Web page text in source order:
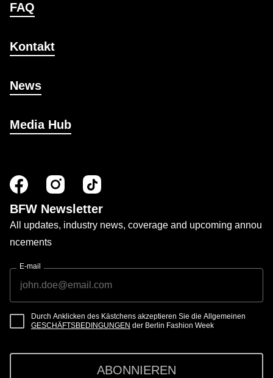
FAQ
Kontakt
News
Media Hub
BFW Newsletter
All updates, industry news, coverage and upcoming annou
ncements
E-mail
Durch Anklicken des Kästchens akzeptieren Sie die Allgemeinen
GESCHÄFTSBEDINGUNGEN der Berlin Fashion Week
ABONNIEREN